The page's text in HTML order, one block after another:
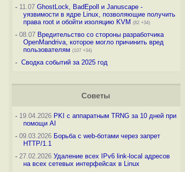
-11.07 GhostLock, BadEpoll и Januscape -
уязвимости в ядре Linux, позволяющие получить
права root и обойти изоляцию KVM (82 +34)
-08.07 Вредительство со стороны разработчика
OpenMandriva, которое могло причинить вред
пользователям (107 +34)
- Сводка событий за 2025 год
Советы
-19.04.2026 PKI с аппаратным TRNG за 10 дней при
помощи AI
-09.03.2026 Борьба с web-ботами через запрет
HTTP/1.1
-27.02.2026 Удаление всех IPv6 link-local адресов
на всех сетевых интерфейсах в Linux